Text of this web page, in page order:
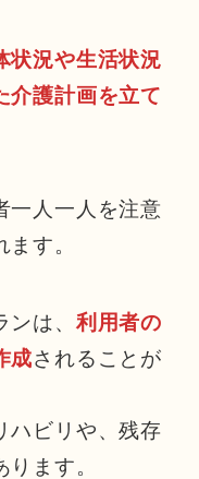
状況や生活状況
介護計画を立て
一人一人を注意
す。
は、 利用者の
成されることが
ハビリや、残存
ます。